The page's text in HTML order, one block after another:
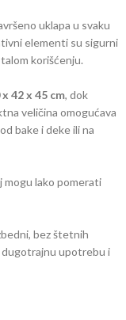
uklapa u svaku
elementi su sigurni
korišćenju.
x 42 x 45 cm, dok
veličina omogućava
bake i deke ili na
mogu lako pomerati
bez štetnih
dugotrajnu upotrebu i